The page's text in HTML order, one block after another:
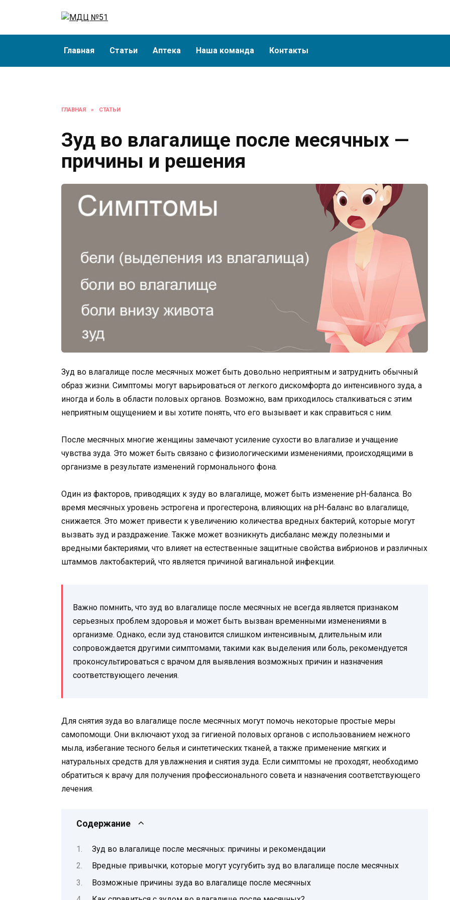
Главная Статьи Аптека Наша команда Контакты
ГЛАВНАЯ » СТАТЬИ
Зуд во влагалище после месячных —
причины и решения
Зуд во влагалище после месячных может быть довольно неприятным и затруднить обычный
образ жизни. Симптомы могут варьироваться от легкого дискомфорта до интенсивного зуда, а
иногда и боль в области половых органов. Возможно, вам приходилось сталкиваться с этим
неприятным ощущением и вы хотите понять, что его вызывает и как справиться с ним.
После месячных многие женщины замечают усиление сухости во влагализе и учащение
чувства зуда. Это может быть связано с физиологическими изменениями, происходящими в
организме в результате изменений гормонального фона.
Один из факторов, приводящих к зуду во влагалище, может быть изменение рН-баланса. Во
время месячных уровень эстрогена и прогестерона, влияющих на рН-баланс во влагалище,
снижается. Это может привести к увеличению количества вредных бактерий, которые могут
вызвать зуд и раздражение. Также может возникнуть дисбаланс между полезными и
вредными бактериями, что влияет на естественные защитные свойства вибрионов и различных
штаммов лактобактерий, что является причиной вагинальной инфекции.
Важно помнить, что зуд во влагалище после месячных не всегда является признаком
серьезных проблем здоровья и может быть вызван временными изменениями в
организме. Однако, если зуд становится слишком интенсивным, длительным или
сопровождается другими симптомами, такими как выделения или боль, рекомендуется
проконсультироваться с врачом для выявления возможных причин и назначения
соответствующего лечения.
Для снятия зуда во влагалище после месячных могут помочь некоторые простые меры
самопомощи. Они включают уход за гигиеной половых органов с использованием нежного
мыла, избегание тесного белья и синтетических тканей, а также применение мягких и
натуральных средств для увлажнения и снятия зуда. Если симптомы не проходят, необходимо
обратиться к врачу для получения профессионального совета и назначения соответствующего
лечения.
Содержание
Зуд во влагалище после месячных: причины и рекомендации
Вредные привычки, которые могут усугубить зуд во влагалище после месячных
Возможные причины зуда во влагалище после месячных